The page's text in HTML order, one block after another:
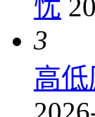
忧
3
高